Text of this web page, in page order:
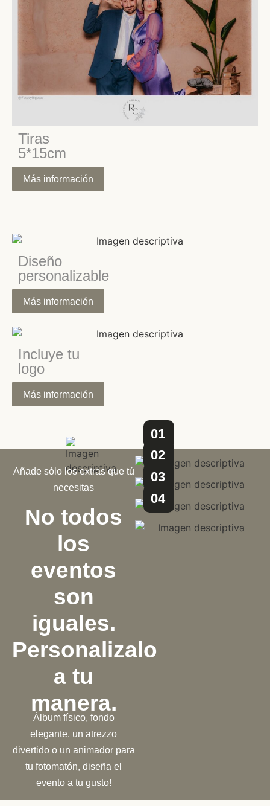
Tiras
5*15cm
Más información
Diseño
personalizable
Más información
Incluye tu
logo
Más información
Añade sólo los extras que tú
necesitas
No todos
los
eventos
son
iguales.
Personalizalo
a tu
manera.
Álbum físico, fondo
elegante, un atrezzo
divertido o un animador para
tu fotomatón, diseña el
evento a tu gusto!
01
02
03
04